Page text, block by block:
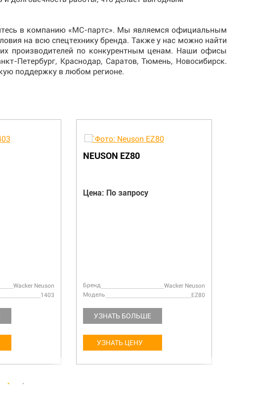
в компанию «МС-партс». Мы являемся официальным
на всю спецтехнику бренда. Также у нас можно найти
производителей по конкурентным ценам. Наши офисы
Петербург, Краснодар, Саратов, Тюмень, Новосибирск.
поддержку в любом регионе.
Wacker Neuson
1403
NEUSON EZ80
Цена: По запросу
Бренд
Wacker Neuson
Модель
EZ80
УЗНАТЬ БОЛЬШЕ
УЗНАТЬ ЦЕНУ